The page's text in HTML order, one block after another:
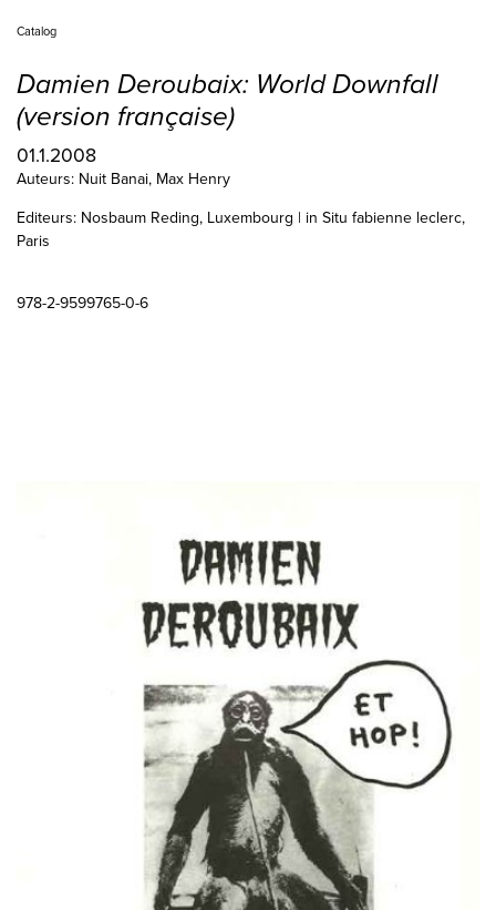
Catalog
Damien Deroubaix: World Downfall
(version française)
01.1.2008
Auteurs: Nuit Banai, Max Henry
Editeurs: Nosbaum Reding, Luxembourg | in Situ fabienne leclerc,
Paris
978-2-9599765-0-6